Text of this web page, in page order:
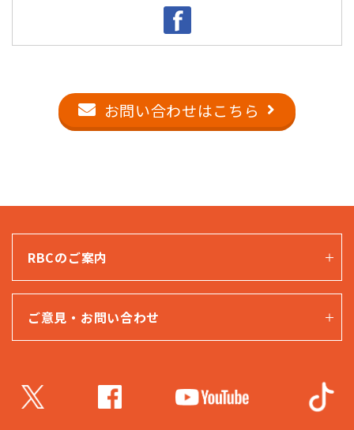
お問い合わせはこちら
RBCのご案内
ご意見・お問い合わせ